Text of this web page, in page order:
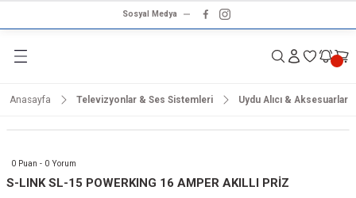
Sosyal Medya
Geri Dön
Geri Dön
Geri Dön
Ürünleri
Geri Dön
& Ses Sistemleri
Geri Dön
Geri Dön
Geri Dön
Anasayfa Televizyonlar & Ses Sistemleri Uydu Alıcı & Aksesuarlar
0 Puan - 0 Yorum
S-LINK SL-15 POWERKING 16 AMPER AKILLI PRİZ